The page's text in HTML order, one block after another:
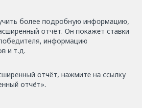
более подробную информацию,
отчёт. Он покажет ставки
информацию
и т.д.
отчёт, нажмите на ссылку
отчёт».